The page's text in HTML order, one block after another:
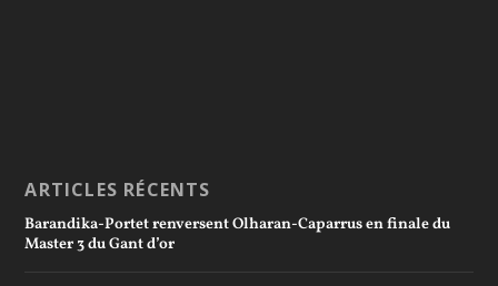
ARTICLES RÉCENTS
Barandika-Portet renversent Olharan-Caparrus en finale du
Master 3 du Gant d’or